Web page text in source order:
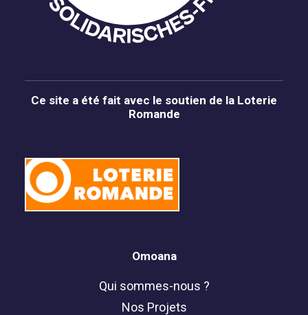
Ce site a été fait avec le soutien de la Loterie
Romande
Omoana
Qui sommes-nous ?
Nos Projets